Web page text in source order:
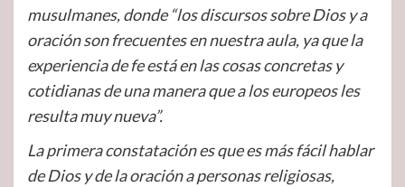
musulmanes, donde “los discursos sobre Dios y a
oración son frecuentes en nuestra aula, ya que la
experiencia de fe está en las cosas concretas y
cotidianas de una manera que a los europeos les
resulta muy nueva”.
La primera constatación es que es más fácil hablar
de Dios y de la oración a personas religiosas,